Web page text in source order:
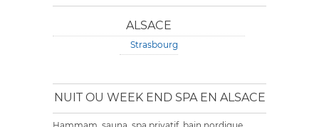
ALSACE
Strasbourg
NUIT OU WEEK END SPA EN ALSACE